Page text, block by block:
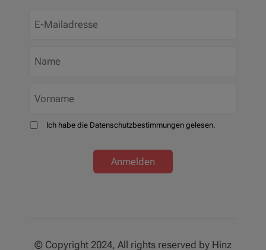
Ich habe die Datenschutzbestimmungen gelesen.
Anmelden
© Copyright 2024, All rights reserved by Hinz